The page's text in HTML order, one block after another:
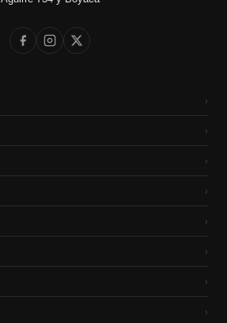
›
›
›
›
›
›
›
›